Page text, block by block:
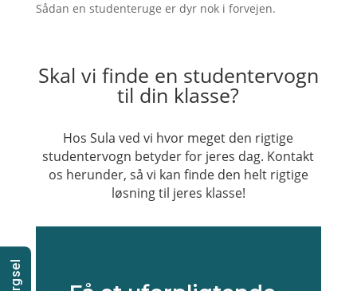
Sådan en studenteruge er dyr nok i forvejen.
Skal vi finde en studentervogn
til din klasse?
Hos Sula ved vi hvor meget den rigtige
studentervogn betyder for jeres dag. Kontakt
os herunder, så vi kan finde den helt rigtige
løsning til jeres klasse!